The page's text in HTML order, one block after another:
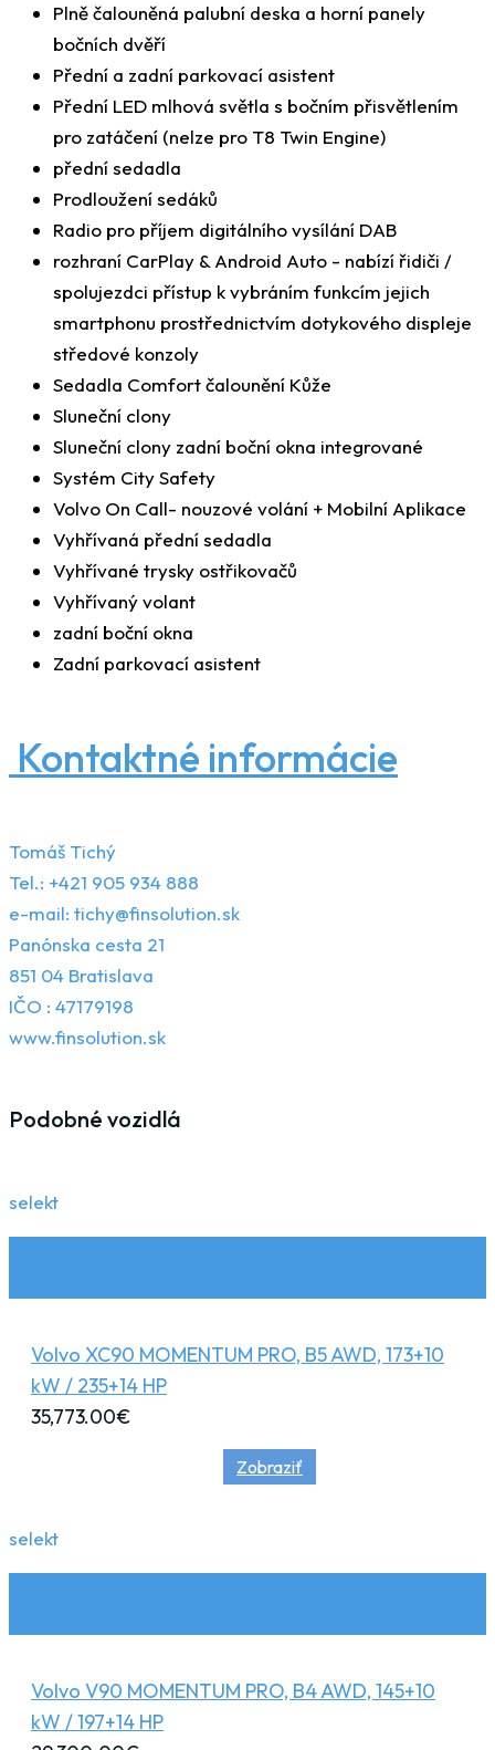
Plně čalouněná palubní deska a horní panely
bočních dvěří
Přední a zadní parkovací asistent
Přední LED mlhová světla s bočním přisvětlením
pro zatáčení (nelze pro T8 Twin Engine)
přední sedadla
Prodloužení sedáků
Radio pro příjem digitálního vysílání DAB
rozhraní CarPlay & Android Auto - nabízí řidiči /
spolujezdci přístup k vybráním funkcím jejich
smartphonu prostřednictvím dotykového displeje
středové konzoly
Sedadla Comfort čalounění Kůže
Sluneční clony
Sluneční clony zadní boční okna integrované
Systém City Safety
Volvo On Call- nouzové volání + Mobilní Aplikace
Vyhřívaná přední sedadla
Vyhřívané trysky ostřikovačů
Vyhřívaný volant
zadní boční okna
Zadní parkovací asistent
Kontaktné informácie
Tomáš Tichý
Tel.: +421 905 934 888
e-mail: tichy@finsolution.sk
Panónska cesta 21
851 04 Bratislava
IČO : 47179198
www.finsolution.sk
Podobné vozidlá
selekt
Volvo XC90 MOMENTUM PRO, B5 AWD, 173+10
kW / 235+14 HP
35,773.00€
Zobraziť
selekt
Volvo V90 MOMENTUM PRO, B4 AWD, 145+10
kW / 197+14 HP